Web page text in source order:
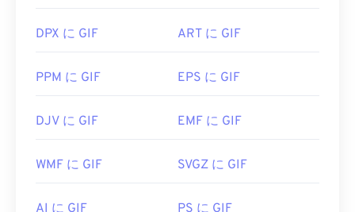
DPX に GIF ART に GIF
PPM に GIF EPS に GIF
DJV に GIF EMF に GIF
WMF に GIF SVGZ に GIF